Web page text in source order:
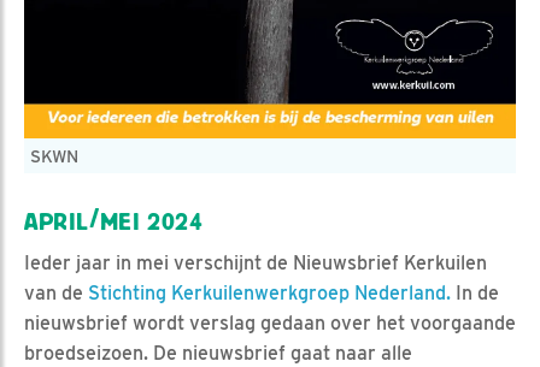
SKWN
APRIL/MEI 2024
Ieder jaar in mei verschijnt de Nieuwsbrief Kerkuilen
van de Stichting Kerkuilenwerkgroep Nederland. In de
nieuwsbrief wordt verslag gedaan over het voorgaande
broedseizoen. De nieuwsbrief gaat naar alle